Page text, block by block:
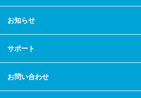
お知らせ
サポート
お問い合わせ